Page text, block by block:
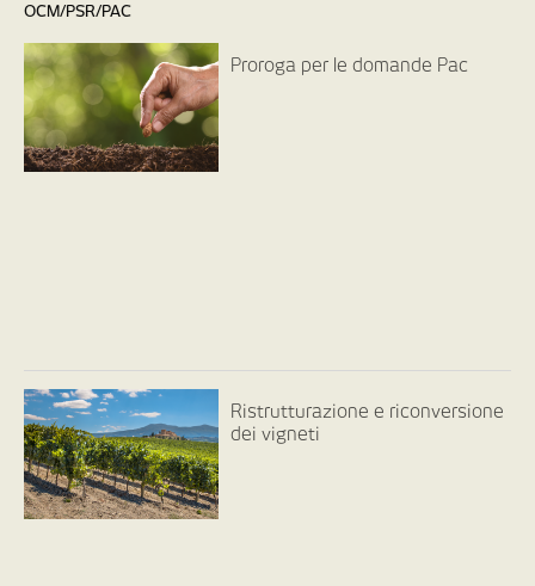
OCM/PSR/PAC
Proroga per le domande Pac
Ristrutturazione e riconversione
dei vigneti